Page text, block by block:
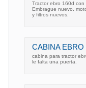
Tractor ebro 160d
Embrague nuevo,
y filtros nuevos.
CABINA EBRO
cabina para tractor
le falta una puerta.